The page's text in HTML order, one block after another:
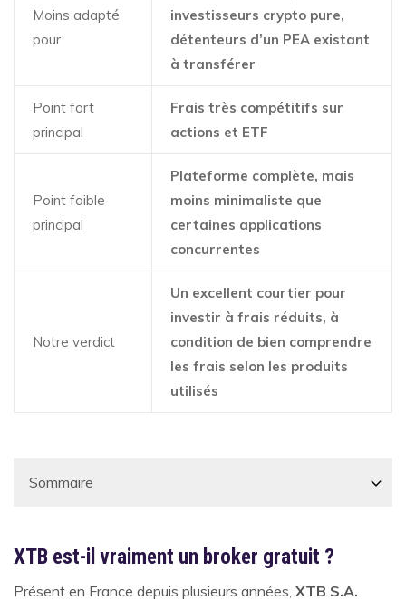
Moins adapté
pour
investisseurs crypto pure,
détenteurs d’un PEA existant
à transférer
Point fort
principal
Frais très compétitifs sur
actions et ETF
Point faible
principal
Plateforme complète, mais
moins minimaliste que
certaines applications
concurrentes
Notre verdict
Un excellent courtier pour
investir à frais réduits, à
condition de bien comprendre
les frais selon les produits
utilisés
XTB est-il vraiment un broker gratuit ?
Présent en France depuis plusieurs années, XTB S.A.